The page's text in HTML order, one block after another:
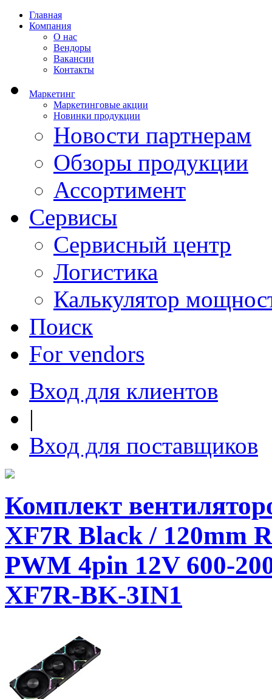
Главная
Компания
О нас
Вендоры
Вакансии
Контакты
Маркетинг
Маркетинговые акции
Новинки продукции
Новости партнерам
Обзоры продукции
Ассортимент
Сервисы
Сервисный центр
Логистика
Калькулятор
Поиск
For vendors
Вход для клиентов
|
Вход для поставщиков
Комплект
XF7R Black / 120mm
PWM 4pin 12V 600-
XF7R-BK-3IN1